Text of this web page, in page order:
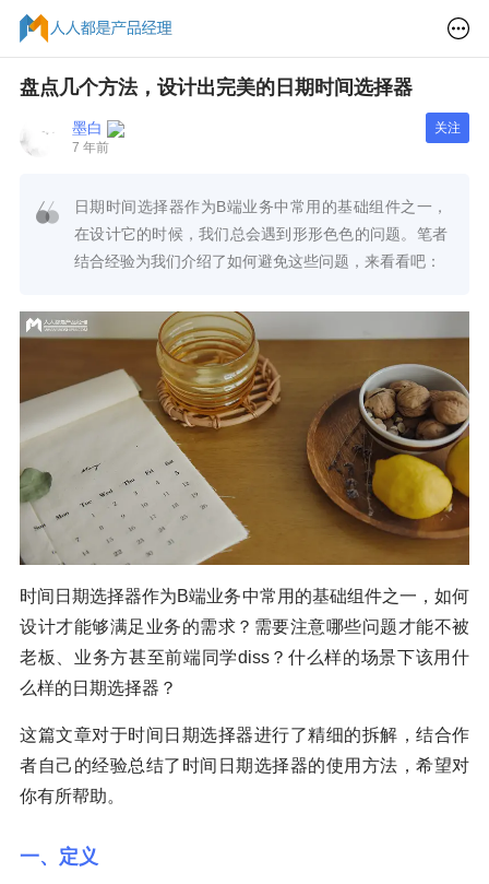
盘点几个方法，设计出完美的日期时间选择器
墨白
7 年前
关注
日期时间选择器作为B端业务中常用的基础组件之一，
在设计它的时候，我们总会遇到形形色色的问题。笔者
结合经验为我们介绍了如何避免这些问题，来看看吧：
时间日期选择器作为B端业务中常用的基础组件之一，如何
设计才能够满足业务的需求？需要注意哪些问题才能不被
老板、业务方甚至前端同学diss？什么样的场景下该用什
么样的日期选择器？
这篇文章对于时间日期选择器进行了精细的拆解，结合作
者自己的经验总结了时间日期选择器的使用方法，希望对
你有所帮助。
一、定义